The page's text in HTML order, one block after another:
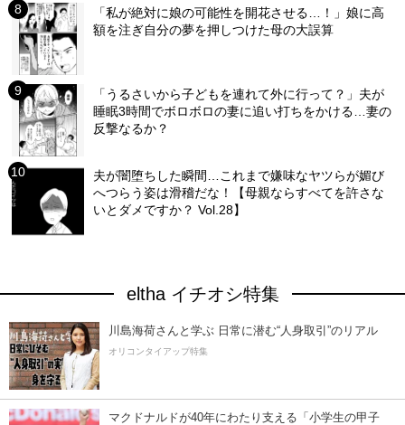
「私が絶対に娘の可能性を開花させる…！」娘に高
額を注ぎ自分の夢を押しつけた母の大誤算
「うるさいから子どもを連れて外に行って？」夫が
睡眠3時間でボロボロの妻に追い打ちをかける…妻の
反撃なるか？
夫が闇堕ちした瞬間…これまで嫌味なヤツらが媚び
へつらう姿は滑稽だな！【母親ならすべてを許さな
いとダメですか？ Vol.28】
eltha イチオシ特集
川島海荷さんと学ぶ 日常に潜む“人身取引”のリアル
オリコンタイアップ特集
マクドナルドが40年にわたり支える「小学生の甲子